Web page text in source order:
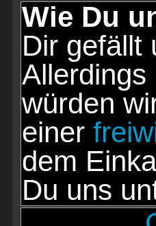
Wie Du
Dir gefällt
würden
einer
dem
Du uns